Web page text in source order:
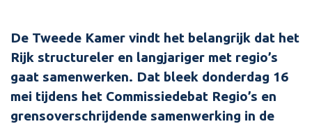
De Tweede Kamer vindt het belangrijk dat het
Rijk structureler en langjariger met regio’s
gaat samenwerken. Dat bleek donderdag 16
mei tijdens het Commissiedebat Regio’s en
grensoverschrijdende samenwerking in de